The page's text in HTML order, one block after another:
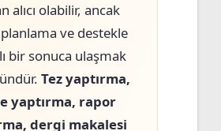
alıcı olabilir, ancak
ve destekle
bir sonuca ulaşmak
Tez yaptırma,
yaptırma, rapor
dergi makalesi